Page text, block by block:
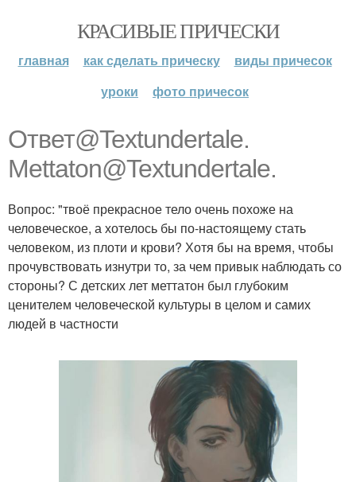
КРАСИВЫЕ ПРИЧЕСКИ
главная как сделать прическу
виды причесок
уроки
фото причесок
Ответ@Textundertale.
Mettaton@Textundertale.
Вопрос: "твоё прекрасное тело очень похоже на
человеческое, а хотелось бы по-настоящему стать
человеком, из плоти и крови? Хотя бы на время, чтобы
прочувствовать изнутри то, за чем привык наблюдать со
стороны? С детских лет меттатон был глубоким
ценителем человеческой культуры в целом и самих
людей в частности